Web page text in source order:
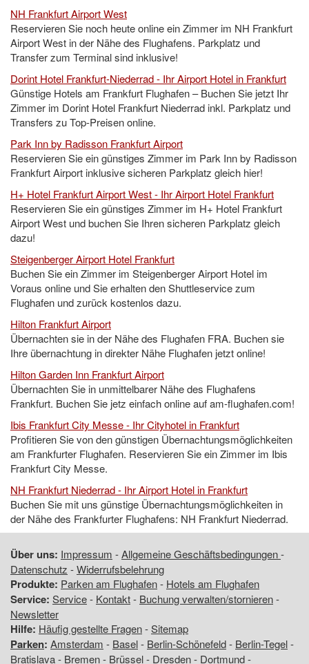
NH Frankfurt Airport West
Reservieren Sie noch heute online ein Zimmer im NH Frankfurt
Airport West in der Nähe des Flughafens. Parkplatz und
Transfer zum Terminal sind inklusive!
Dorint Hotel Frankfurt-Niederrad - Ihr Airport Hotel in Frankfurt
Günstige Hotels am Frankfurt Flughafen – Buchen Sie jetzt Ihr
Zimmer im Dorint Hotel Frankfurt Niederrad inkl. Parkplatz und
Transfers zu Top-Preisen online.
Park Inn by Radisson Frankfurt Airport
Reservieren Sie ein günstiges Zimmer im Park Inn by Radisson
Frankfurt Airport inklusive sicheren Parkplatz gleich hier!
H+ Hotel Frankfurt Airport West - Ihr Airport Hotel Frankfurt
Reservieren Sie ein günstiges Zimmer im H+ Hotel Frankfurt
Airport West und buchen Sie Ihren sicheren Parkplatz gleich
dazu!
Steigenberger Airport Hotel Frankfurt
Buchen Sie ein Zimmer im Steigenberger Airport Hotel im
Voraus online und Sie erhalten den Shuttleservice zum
Flughafen und zurück kostenlos dazu.
Hilton Frankfurt Airport
Übernachten sie in der Nähe des Flughafen FRA. Buchen sie
Ihre übernachtung in direkter Nähe Flughafen jetzt online!
Hilton Garden Inn Frankfurt Airport
Übernachten Sie in unmittelbarer Nähe des Flughafens
Frankfurt. Buchen Sie jetz einfach online auf am-flughafen.com!
Ibis Frankfurt City Messe - Ihr Cityhotel in Frankfurt
Profitieren Sie von den günstigen Übernachtungsmöglichkeiten
am Frankfurter Flughafen. Reservieren Sie ein Zimmer im Ibis
Frankfurt City Messe.
NH Frankfurt Niederrad - Ihr Airport Hotel in Frankfurt
Buchen Sie mit uns günstige Übernachtungsmöglichkeiten in
der Nähe des Frankfurter Flughafens: NH Frankfurt Niederrad.
Über uns: Impressum -Allgemeine Geschäftsbedingungen-
Datenschutz -Widerrufsbelehrung
Produkte: Parken am Flughafen- Hotels am Flughafen
Service: Service- Kontakt- Buchung verwalten/stornieren-
Newsletter
Hilfe: Häufig gestellte Fragen-Sitemap
Parken: Amsterdam - Basel- Berlin-Schönefeld- Berlin-Tegel-
Bratislava- Bremen- Brüssel- Dresden- Dortmund-